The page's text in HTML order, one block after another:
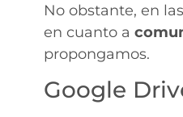
No obstante, en
en cuanto a
propongamos.
Google